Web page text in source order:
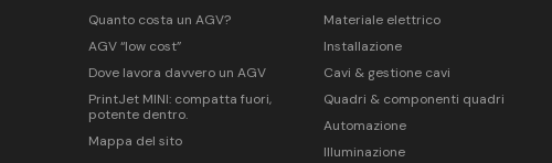
Quanto costa un AGV?
AGV “low cost”
Dove lavora davvero un AGV
PrintJet MINI: compatta fuori,
potente dentro.
Mappa del sito
Materiale elettrico
Installazione
Cavi & gestione cavi
Quadri & componenti quadri
Automazione
Illuminazione